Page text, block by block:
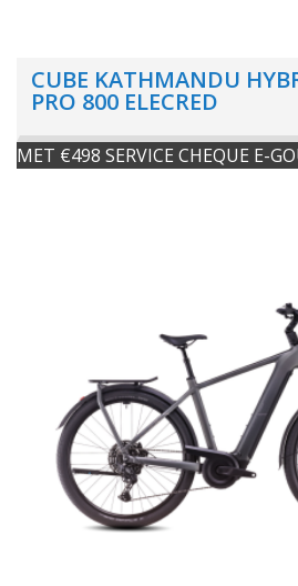
CUBE KATHMANDU
PRO 800 ELECRED
MET €498 SERVICE CHEQUE E-